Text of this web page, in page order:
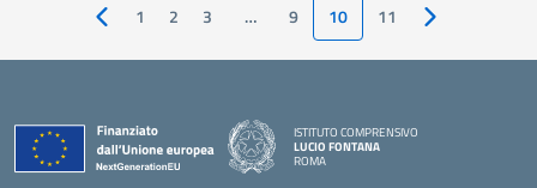
Pagina precedente
1 2 3 … 9 10 11 Pagina
ISTITUTO COMPRENSIVO
LUCIO FONTANA
ROMA